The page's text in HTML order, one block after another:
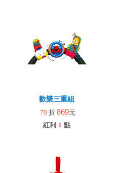
歡樂三重組
79 折 869元
紅利 1 點